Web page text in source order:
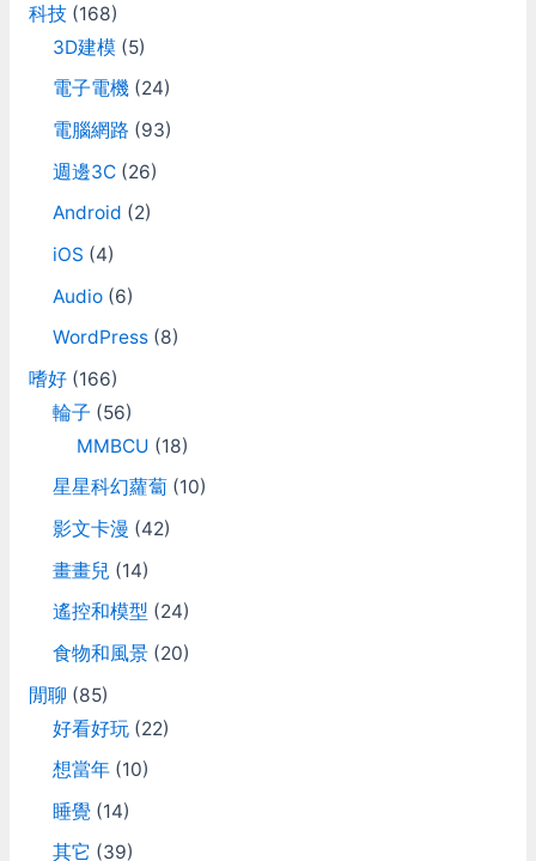
科技(168)
3D建模 (5)
電子電機(24)
電腦網路 (93)
週邊3C(26)
Android (2)
iOS (4)
Audio(6)
WordPress(8)
嗜好(166)
輪子 (56)
MMBCU (18)
星星科幻蘿蔔(10)
影文卡漫 (42)
畫畫兒 (14)
遙控和模型 (24)
食物和風景(20)
閒聊 (85)
好看好玩(22)
想當年(10)
睡覺(14)
其它 (39)